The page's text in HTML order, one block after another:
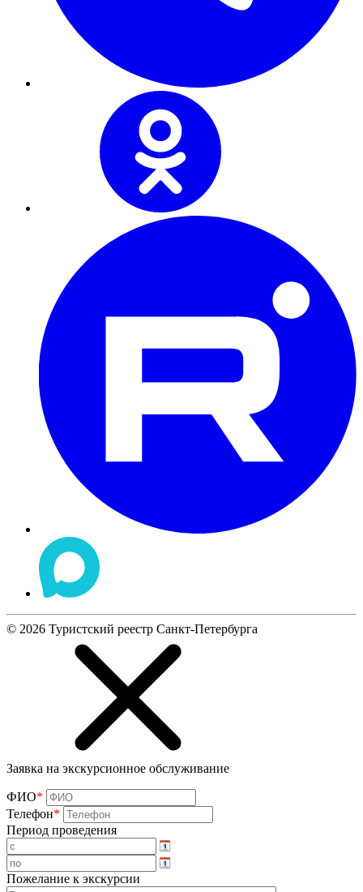
© 2026 Туристский реестр Санкт-Петербурга
Заявка на экскурсионное обслуживание
ФИО*
Телефон*
Период проведения
Пожелание к экскурсии